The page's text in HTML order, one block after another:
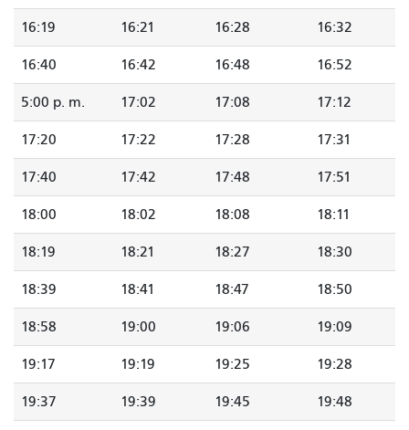
16:19 16:21 16:28 16:32
16:40 16:42 16:48 16:52
5:00 p. m. 17:02 17:08 17:12
17:20 17:22 17:28 17:31
17:40 17:42 17:48 17:51
18:00 18:02 18:08 18:11
18:19 18:21 18:27 18:30
18:39 18:41 18:47 18:50
18:58 19:00 19:06 19:09
19:17 19:19 19:25 19:28
19:37 19:39 19:45 19:48